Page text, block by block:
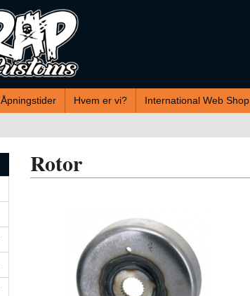
Åpningstider Hvem er vi? International Web Shop
Rotor